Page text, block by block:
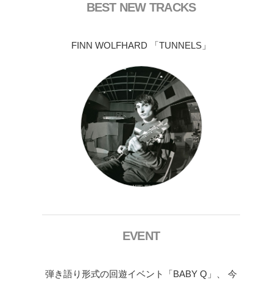
BEST NEW TRACKS
FINN WOLFHARD 「TUNNELS」
EVENT
弾き語り形式の回遊イベント「BABY Q」、 今